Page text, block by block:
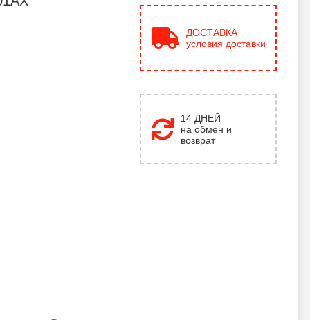
ДОСТАВКА
условия доставки
14 ДНЕЙ
на обмен и
возврат